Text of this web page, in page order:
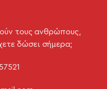
τους ανθρώπους,
δώσει σήμερα;